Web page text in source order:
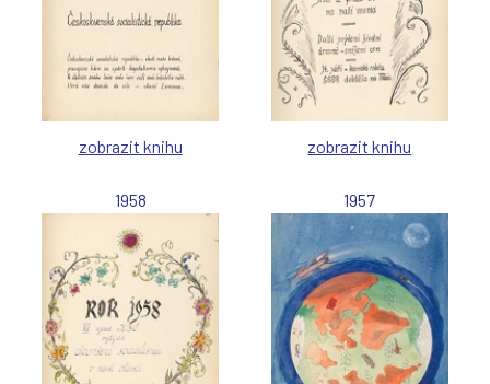
zobrazit knihu zobrazit knihu
1958 1957